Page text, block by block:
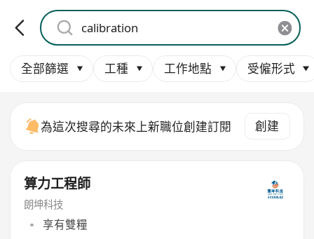
全部篩選 工種 工作地點 受僱形式
為這次搜尋的未來上新職位創建訂閱 創建
算力工程師
朗坤科技
享有雙糧